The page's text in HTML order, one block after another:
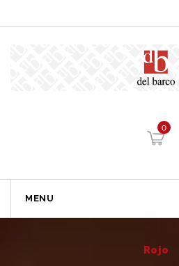
0
MENU
Rojo